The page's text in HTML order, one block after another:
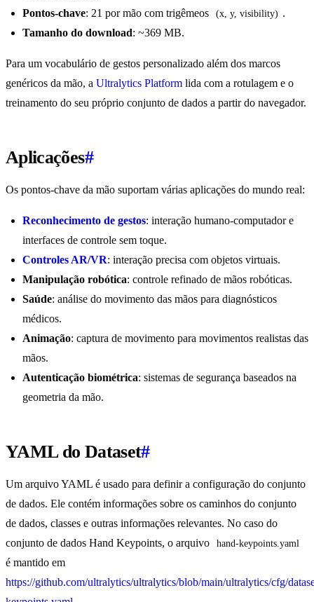
Pontos-chave: 21 por mão com trigêmeos (x, y, visibility) .
Tamanho do download: ~369 MB.
Para um vocabulário de gestos personalizado além dos marcos
genéricos da mão, a Ultralytics Platform lida com a rotulagem e o
treinamento do seu próprio conjunto de dados a partir do navegador.
Aplicações#
Os pontos-chave da mão suportam várias aplicações do mundo real:
Reconhecimento de gestos: interação humano-computador e
interfaces de controle sem toque.
Controles AR/VR: interação precisa com objetos virtuais.
Manipulação robótica: controle refinado de mãos robóticas.
Saúde: análise do movimento das mãos para diagnósticos
médicos.
Animação: captura de movimento para movimentos realistas das
mãos.
Autenticação biométrica: sistemas de segurança baseados na
geometria da mão.
YAML do Dataset#
Um arquivo YAML é usado para definir a configuração do conjunto
de dados. Ele contém informações sobre os caminhos do conjunto
de dados, classes e outras informações relevantes. No caso do
conjunto de dados Hand Keypoints, o arquivo
hand-keypoints.yaml
é mantido em
https://github.com/ultralytics/ultralytics/blob/main/ultralytics/cfg/